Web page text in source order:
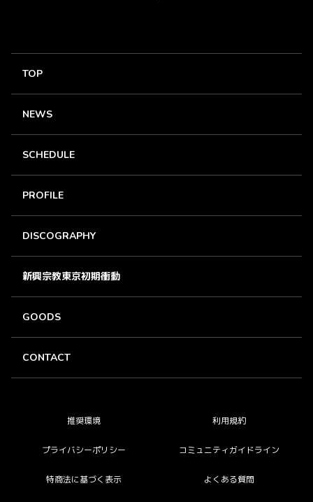
TOP
NEWS
SCHEDULE
PROFILE
DISCOGRAPHY
新興宗教東京初期衝動
GOODS
CONTACT
推奨環境 利用規約
プライバシーポリシー コミュニティガイドライン
特商法に基づく表示 よくある質問